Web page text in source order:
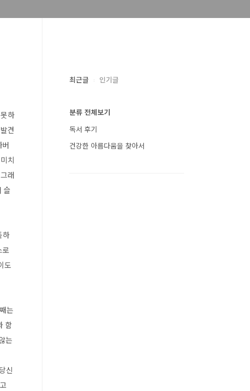
하
견
치
래
슬
하
로
도
는
함
는
신
최근글 인기글
분류 전체보기
독서 후기
건강한 아름다움을 찾아서